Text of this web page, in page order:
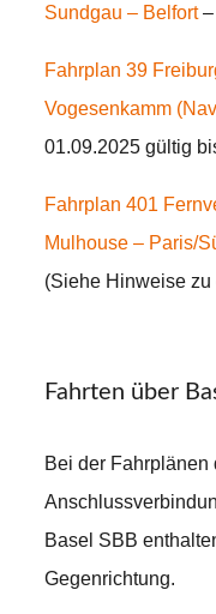
Sundgau – Belfort–
Fahrplan 39
Vogesenkamm
01.09.2025 gültig
Fahrplan 401
Mulhouse – Paris/
(Siehe Hinweise
Fahrten über
Bei der
Basel SBB
Gegenrichtung.